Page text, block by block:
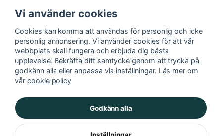
Följ oss:
Instagram
Facebook
TikTok
YouTube
Vi levererar:
Snabba leveranser
Trygga köp
Fri frakt över 499:-
Trevlig kundtjänst
Vi använder cookies
Cookies kan komma att användas för personlig och icke
personlig annonsering. Vi använder cookies för att vår
webbplats skall fungera och erbjuda dig bästa
upplevelse. Bekräfta ditt samtycke genom att trycka på
godkänn alla eller anpassa via inställningar. Läs mer om
vår cookie policy
Godkänn alla